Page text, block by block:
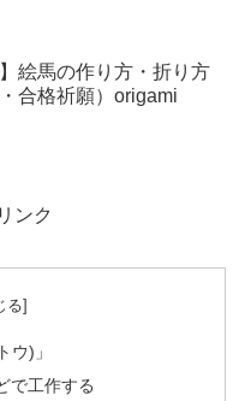
絵馬の作り方・折り方
合格祈願）origami
ンク
ウ)」
で工作する